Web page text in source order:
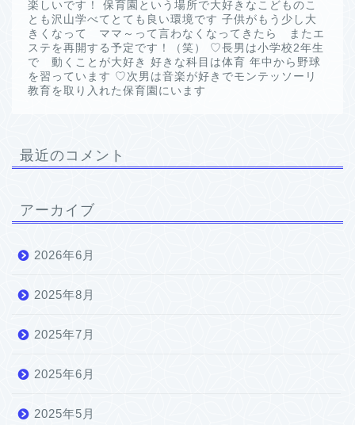
楽しいです！ 保育園という場所で大好きなこどものこ
とも沢山学べてとても良い環境です 子供がもう少し大
きくなって ママ～って言わなくなってきたら またエ
ステを再開する予定です！（笑） ♡長男は小学校2年生
で 動くことが大好き 好きな科目は体育 年中から野球
を習っています ♡次男は音楽が好きでモンテッソーリ
教育を取り入れた保育園にいます
最近のコメント
アーカイブ
2026年6月
2025年8月
2025年7月
2025年6月
2025年5月